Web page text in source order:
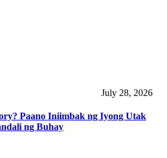
Paano Iniimbak ng Iyong Utak
ng Buhay
July 28, 2026